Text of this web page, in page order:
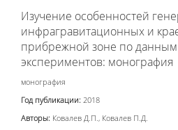
Изучение особенностей
инфрагравитационных и
прибрежной зоне по
экспериментов: монография
монография
Год публикации: 2018
Авторы: Ковалев Д.П., Ковалев П.Д.